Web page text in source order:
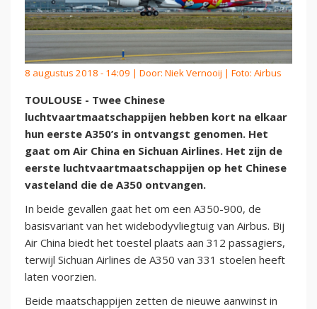
8 augustus 2018 - 14:09 | Door: Niek Vernooij | Foto: Airbus
TOULOUSE - Twee Chinese
luchtvaartmaatschappijen hebben kort na elkaar
hun eerste A350’s in ontvangst genomen. Het
gaat om Air China en Sichuan Airlines. Het zijn de
eerste luchtvaartmaatschappijen op het Chinese
vasteland die de A350 ontvangen.
In beide gevallen gaat het om een A350-900, de
basisvariant van het widebodyvliegtuig van Airbus. Bij
Air China biedt het toestel plaats aan 312 passagiers,
terwijl Sichuan Airlines de A350 van 331 stoelen heeft
laten voorzien.
Beide maatschappijen zetten de nieuwe aanwinst in